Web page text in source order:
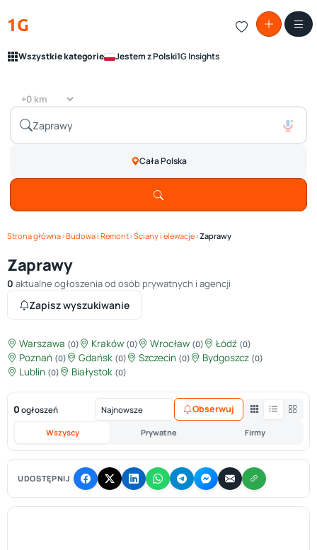
1G
Wszystkie kategorie Jestem z Polski1G Insights
Cała Polska
Strona główna›Budowa i Remont›Ściany i elewacje›Zaprawy
Zaprawy
0 aktualne ogłoszenia od osób prywatnych i agencji
Zapisz wyszukiwanie
Warszawa (0) Kraków (0) Wrocław (0) Łódź (0)
Poznań (0) Gdańsk (0) Szczecin (0) Bydgoszcz (0)
Lublin (0) Białystok (0)
0 ogłoszeń
Wszyscy Prywatne Firmy
Obserwuj
UDOSTĘPNIJ